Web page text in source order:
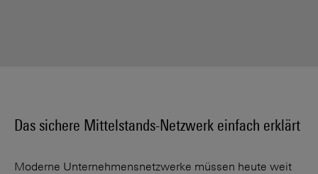
Das sichere Mittelstands-Netzwerk einfach erklärt
Moderne Unternehmensnetzwerke müssen heute weit